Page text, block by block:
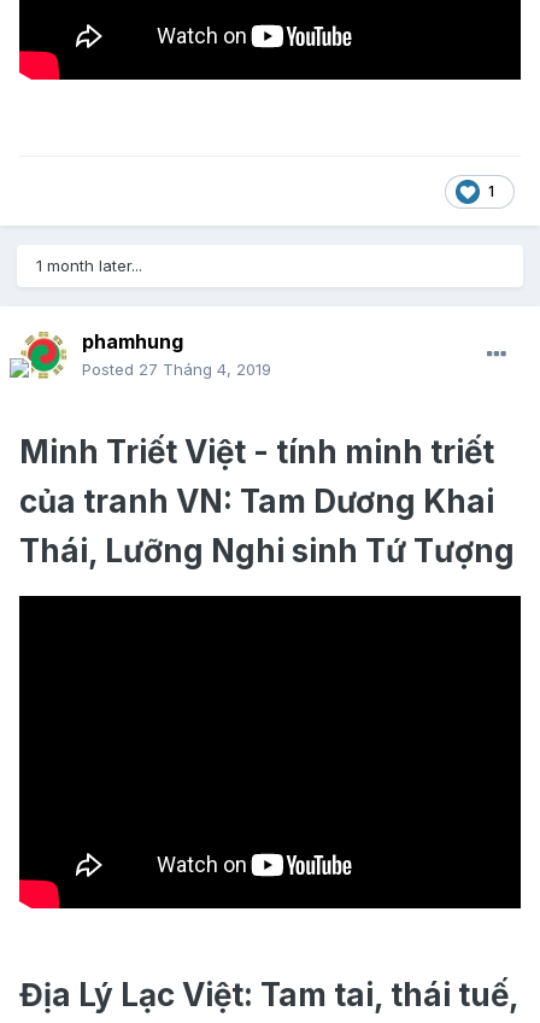
1
1 month later...
phamhung
Posted 27 Tháng 4, 2019
Minh Triết Việt - tính minh triết
của tranh VN: Tam Dương Khai
Thái, Lưỡng Nghi sinh Tứ Tượng
Địa Lý Lạc Việt: Tam tai, thái tuế,